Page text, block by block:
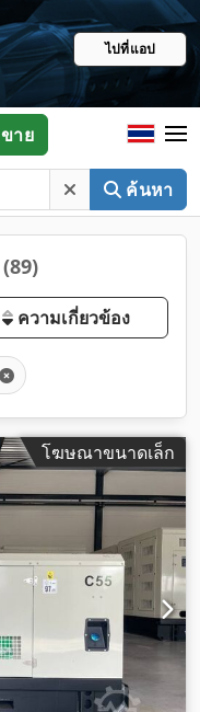
ไปที่แอป
ค้นหา
ขาย
(89)
ความเกี่ยวข้อง
โฆษณาขนาดเล็ก